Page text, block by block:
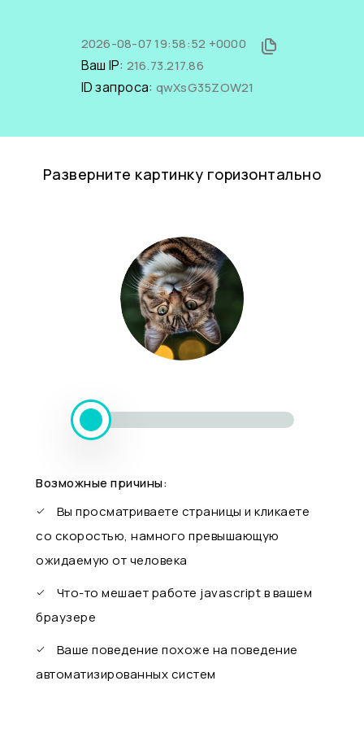
2026-08-07 19:58:52 +0000
Ваш IP: 216.73.217.86
ID запроса: qwXsG35ZOW21
Разверните картинку горизонтально
Возможные причины:
Вы просматриваете страницы и кликаете
со скоростью, намного превышающую
ожидаемую от человека
Что-то мешает работе javascript в вашем
браузере
Ваше поведение похоже на поведение
автоматизированных систем